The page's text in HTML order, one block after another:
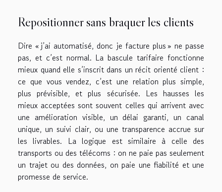
Repositionner sans braquer les clients
Dire « j’ai automatisé, donc je facture plus » ne passe
pas, et c’est normal. La bascule tarifaire fonctionne
mieux quand elle s’inscrit dans un récit orienté client :
ce que vous vendez, c’est une relation plus simple,
plus prévisible, et plus sécurisée. Les hausses les
mieux acceptées sont souvent celles qui arrivent avec
une amélioration visible, un délai garanti, un canal
unique, un suivi clair, ou une transparence accrue sur
les livrables. La logique est similaire à celle des
transports ou des télécoms : on ne paie pas seulement
un trajet ou des données, on paie une fiabilité et une
promesse de service.